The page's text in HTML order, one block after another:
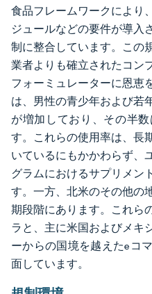
食品フレームワークにより
ジュールなどの要件が導入
制に整合しています。この
業者よりも確立されたコン
フォーミュレーターに恩恵
は、男性の青少年および若
が増加しており、その半
す。これらの使用率は、長
いているにもかかわらず、
グラムにおけるサプリメン
す。一方、北米のその他の
期段階にあります。これら
ラと、主に米国およびメキ
ーからの国境を越えたeコ
面しています。